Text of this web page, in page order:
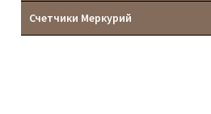
Счетчики Меркурий